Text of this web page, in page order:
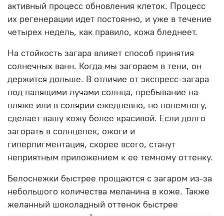
активный процесс обновления клеток. Процесс
их регенерации идет постоянно, и уже в течение
четырех недель, как правило, кожа бледнеет.
На стойкость загара влияет способ принятия
солнечных ванн. Когда мы загораем в тени, он
держится дольше. В отличие от экспресс-загара
под палящими лучами солнца, пребывание на
пляже или в солярии ежедневно, но понемногу,
сделает вашу кожу более красивой. Если долго
загорать в солнцепек, ожоги и
гиперпигментация, скорее всего, станут
неприятным приложением к ее темному оттенку.
Белоснежки быстрее прощаются с загаром из-за
небольшого количества меланина в коже. Также
желанный шоколадный оттенок быстрее